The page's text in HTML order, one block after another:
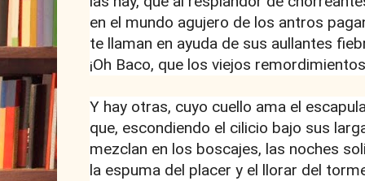
en el mundo agujero de los antros
te llaman en ayuda de sus aullantes
¡Oh Baco, que los viejos
Y hay otras, cuyo cuello ama el
que, escondiendo el cilicio bajo sus
mezclan en los boscajes, las noches
la espuma del placer y el llorar del